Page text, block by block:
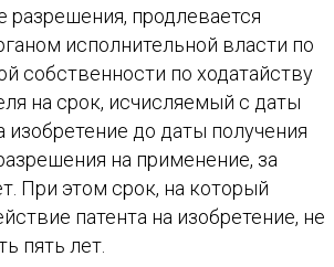
разрешения, продлевается
исполнительной власти по
собственности по ходатайству
на срок, исчисляемый с даты
изобретение до даты получения
на применение, за
При этом срок, на который
патента на изобретение, не
пять лет.